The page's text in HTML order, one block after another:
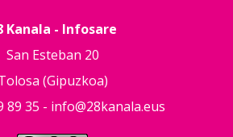
Kanala - Infosare
San Esteban 20
(Gipuzkoa)
89 35 - info@28kanala.eus